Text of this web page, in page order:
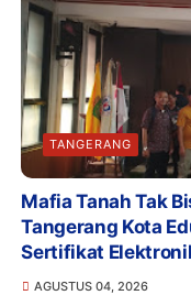
TANGERANG
Mafia Tanah Tak
Tangerang Kota
Sertifikat
AGUSTUS 04, 2026